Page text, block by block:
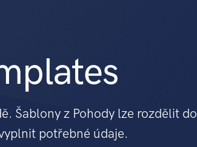
Šablony z Pohody lze rozdělit do
potřebné údaje.